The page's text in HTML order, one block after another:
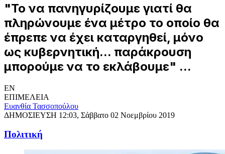
"Το να πανηγυρίζουμε γιατί θα
πληρώνουμε ένα μέτρο το οποίο θα
έπρεπε να έχει καταργηθεί, μόνο
ως κυβερνητική... παράκρουση
μπορούμε να το εκλάβουμε" ...
EN
ΕΠΙΜΕΛΕΙΑ
Ευανθία Τασσοπούλου
ΔΗΜΟΣΙΕΥΣΗ 12:03, Σάββατο 02 Νοεμβρίου 2019
Πολιτική